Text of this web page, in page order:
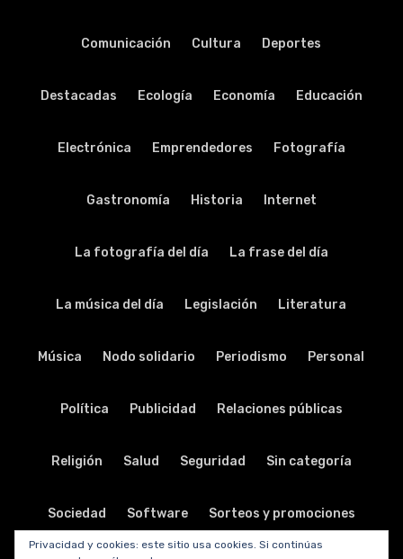
Comunicación Cultura Deportes
Destacadas Ecología Economía Educación
Electrónica Emprendedores Fotografía
Gastronomía Historia Internet
La fotografía del día La frase del día
La música del día Legislación Literatura
Música Nodo solidario Periodismo Personal
Política Publicidad Relaciones públicas
Religión Salud Seguridad Sin categoría
Sociedad Software Sorteos y promociones
Privacidad y cookies: este sitio usa cookies. Si continúas